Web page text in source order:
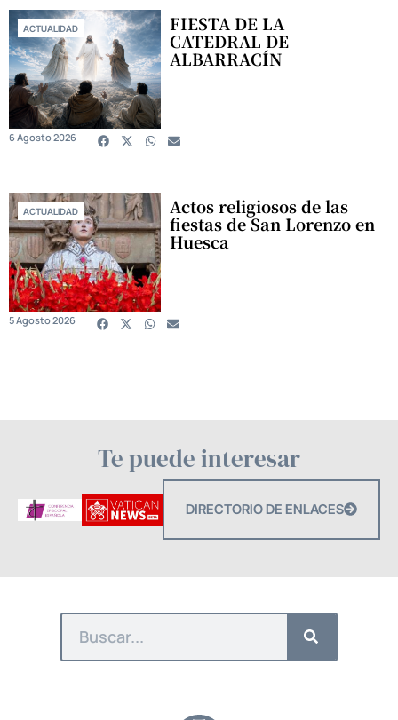
ACTUALIDAD FIESTA DE LA
CATEDRAL DE
ALBARRACÍN
6 Agosto 2026
ACTUALIDAD Actos religiosos de las
fiestas de San Lorenzo en
Huesca
5 Agosto 2026
Te puede interesar
DIRECTORIO DE ENLACES